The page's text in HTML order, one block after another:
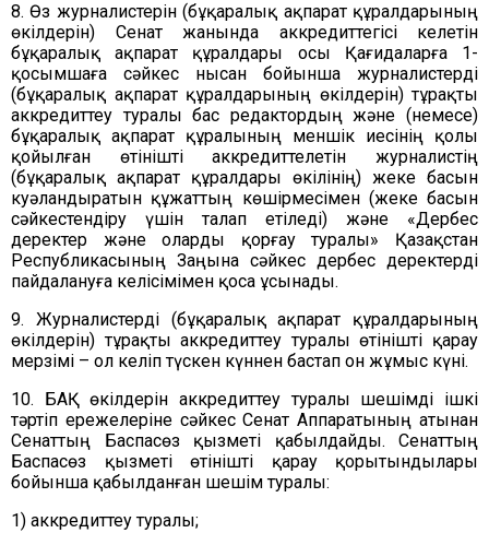
8. Өз журналистерін (бұқаралық ақпарат құралдарының
өкілдерін) Сенат жанында аккредиттегісі келетін
бұқаралық ақпарат құралдары осы Қағидаларға 1-
қосымшаға сәйкес нысан бойынша журналистерді
(бұқаралық ақпарат құралдарының өкілдерін) тұрақты
аккредиттеу туралы бас редактордың және (немесе)
бұқаралық ақпарат құралының меншік иесінің қолы
қойылған өтінішті аккредиттелетін журналистің
(бұқаралық ақпарат құралдары өкілінің) жеке басын
куәландыратын құжаттың көшірмесімен (жеке басын
сәйкестендіру үшін талап етіледі) және «Дербес
деректер және оларды қорғау туралы» Қазақстан
Республикасының Заңына сәйкес дербес деректерді
пайдалануға келісімімен қоса ұсынады.
9. Журналистерді (бұқаралық ақпарат құралдарының
өкілдерін) тұрақты аккредиттеу туралы өтінішті қарау
мерзімі – ол келіп түскен күннен бастап он жұмыс күні.
10. БАҚ өкілдерін аккредиттеу туралы шешімді ішкі
тәртіп ережелеріне сәйкесСенат Аппаратының атынан
Сенаттың Баспасөз қызметі қабылдайды. Сенаттың
Баспасөз қызметі өтінішті қарау қорытындылары
бойынша қабылданған шешім туралы:
1) аккредиттеу туралы;